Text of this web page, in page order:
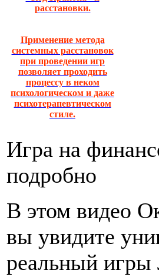
расстановки.
Применение метода
системных расстановок
при проведении игр
позволяет проходить
процессу в неком
психологическом и даже
психотерапевтическом
стиле.
Игра на
подробно
В этом видео
вы увидите
реальный игры